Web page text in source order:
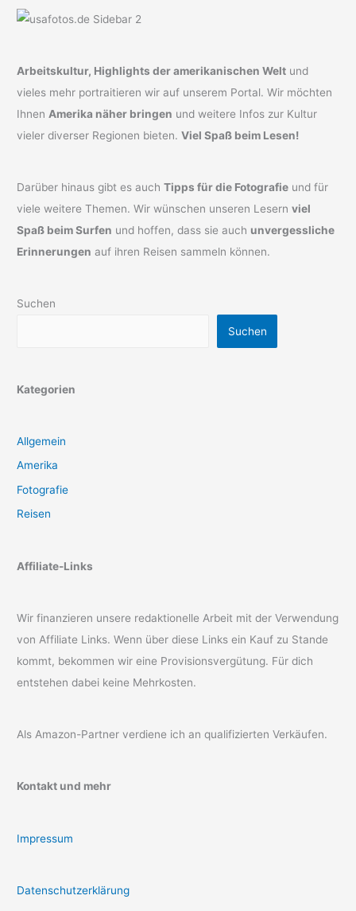
Arbeitskultur, Highlights der amerikanischen Welt und
vieles mehr portraitieren wir auf unserem Portal. Wir möchten
Ihnen Amerika näher bringen und weitere Infos zur Kultur
vieler diverser Regionen bieten.Viel Spaß beim Lesen!
Darüber hinaus gibt es auchTipps für die Fotografie und für
viele weitere Themen. Wir wünschen unseren Lesernviel
Spaß beim Surfen und hoffen, dass sie auch unvergessliche
Erinnerungen auf ihren Reisen sammeln können.
Suchen
Suchen
Kategorien
Allgemein
Amerika
Fotografie
Reisen
Affiliate-Links
Wir finanzieren unsere redaktionelle Arbeit mit der Verwendung
von Affiliate Links. Wenn über diese Links ein Kauf zu Stande
kommt, bekommen wir eine Provisionsvergütung. Für dich
entstehen dabei keine Mehrkosten.
Als Amazon-Partner verdiene ich an qualifizierten Verkäufen.
Kontakt und mehr
Impressum
Datenschutzerklärung